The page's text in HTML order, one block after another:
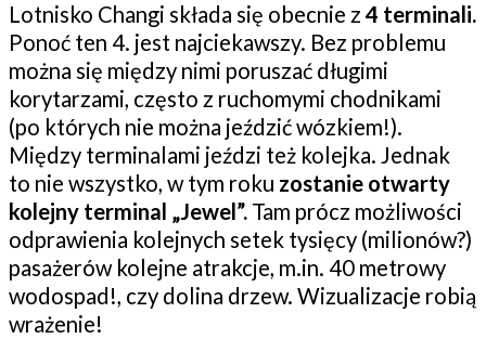
Lotnisko Changi składa się obecnie z 4 terminali.
Ponoć ten 4. jest najciekawszy. Bez problemu
można się między nimi poruszać długimi
korytarzami, często z ruchomymi chodnikami
(po których nie można jeździć wózkiem!).
Między terminalami jeździ też kolejka. Jednak
to nie wszystko, w tym roku zostanie otwarty
kolejny terminal „Jewel”. Tam prócz możliwości
odprawienia kolejnych setek tysięcy (milionów?)
pasażerów kolejne atrakcje, m.in. 40 metrowy
wodospad!, czy dolina drzew. Wizualizacje robią
wrażenie!